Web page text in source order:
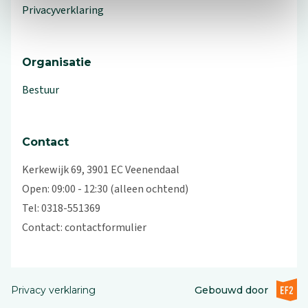
Privacyverklaring
Organisatie
Bestuur
Contact
Kerkewijk 69, 3901 EC Veenendaal
Open: 09:00 - 12:30 (alleen ochtend)
Tel: 0318-551369
Contact:contactformulier
Privacy verklaring Gebouwd doorEF2